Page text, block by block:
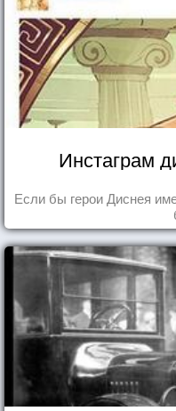
Инстаграм
Если бы герои Диснея